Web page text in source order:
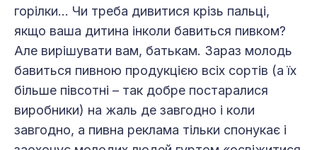
горілки… Чи треба дивитися крізь пальці,
якщо ваша дитина інколи бавиться пивком?
Але вирішувати вам, батькам. Зараз молодь
бавиться пивною продукцією всіх сортів (а їх
більше півсотні – так добре постаралися
виробники) на жаль де завгодно і коли
завгодно, а пивна реклама тільки спонукає і